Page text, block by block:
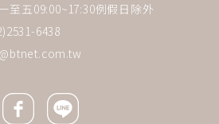
至五09:00~17:30例假日除外
6438
Facebook icon
Line icon